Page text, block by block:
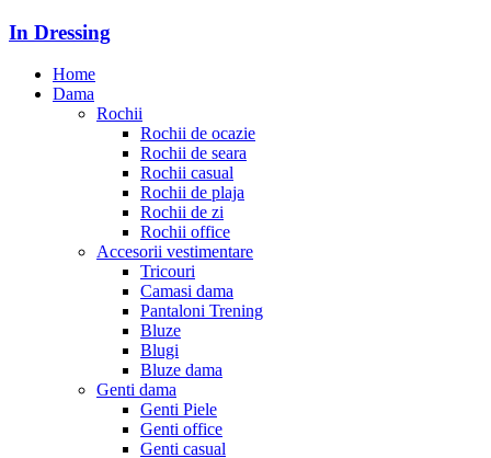
In Dressing
Home
Dama
Rochii
Rochii de ocazie
Rochii de seara
Rochii casual
Rochii de plaja
Rochii de zi
Rochii office
Accesorii vestimentare
Tricouri
Camasi dama
Pantaloni Trening
Bluze
Blugi
Bluze dama
Genti dama
Genti Piele
Genti office
Genti casual